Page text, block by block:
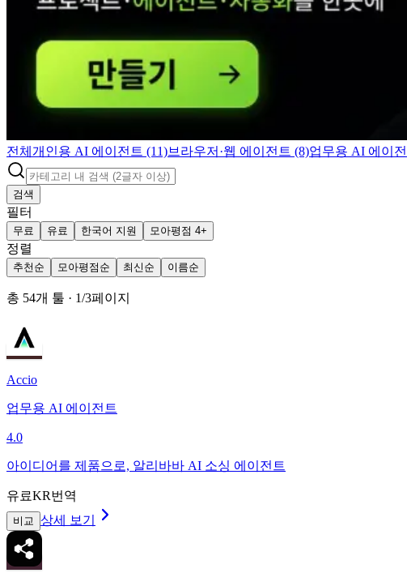
전체 개인용 AI 에이전트 (11)브라우저·웹 에이전트 (8)업무용 AI 에이
검색
필터
무료 유료 한국어 지원 모아평점 4+
정렬
추천순 모아평점순 최신순 이름순
총 54개 툴 · 1/3페이지
Accio
업무용 AI 에이전트
4.0
아이디어를 제품으로, 알리바바 AI 소싱 에이전트
유료KR번역
비교 상세 보기